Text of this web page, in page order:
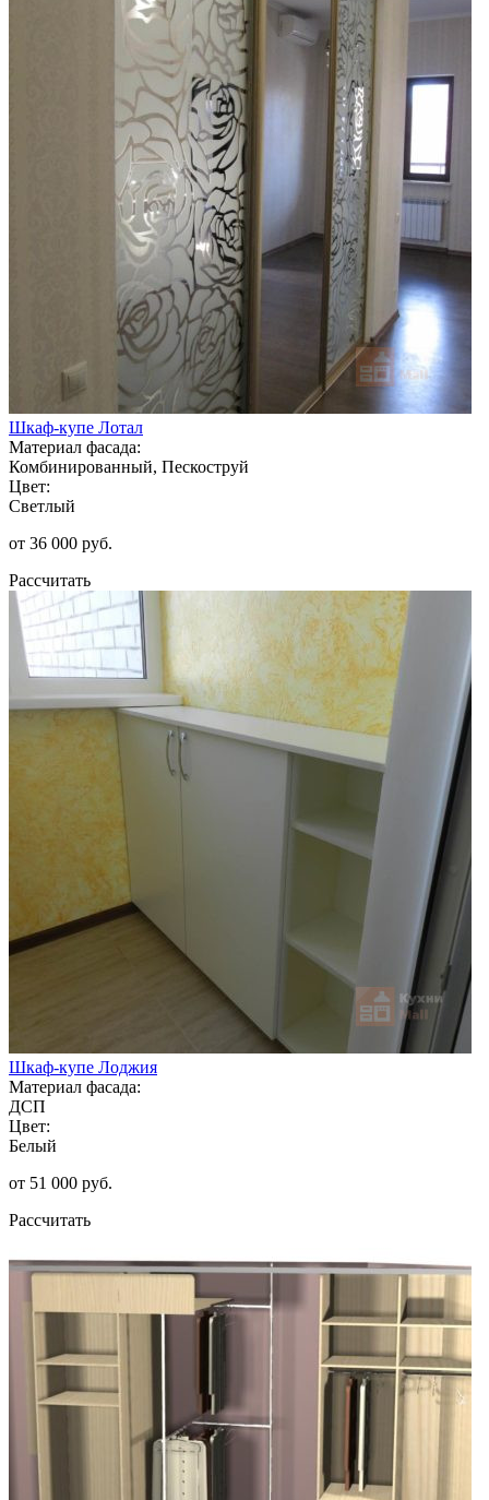
Шкаф-купе Лотал
Материал фасада:
Комбинированный, Пескоструй
Цвет:
Светлый
от 36 000 руб.
Рассчитать
Шкаф-купе Лоджия
Материал фасада:
ДСП
Цвет:
Белый
от 51 000 руб.
Рассчитать